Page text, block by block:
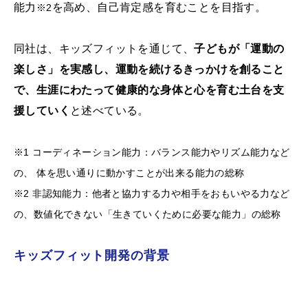
能力 ※2 を高め、自己肯定感を育むことを目指す。
同社は、キッズフィットを通じて、子どもが「運動の
楽しさ」を実感し、運動を続けるきっかけを創ること
で、生涯にわたって健康的な身体と心を育む土台を支
援していく と述べている。
※1 コーディネーション能力：バランス能力やリズム能力など
の、 体を思い通りに動かすことが出来る能力の総称
※2 非認知能力：他者と協力する力や相手をおもいやる力など
の、数値化できない「生きていくために必要な能力」の総称
キッズフィット開発の背景